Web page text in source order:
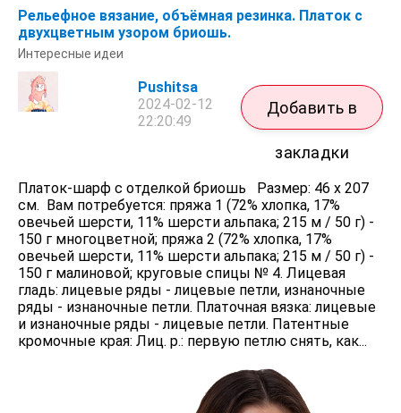
Рельефное вязание, объёмная резинка. Платок с
двухцветным узором бриошь.
Интересные идеи
Pushitsa
2024-02-12
22:20:49
Добавить в
закладки
Платок-шарф с отделкой бриошь Размер: 46 х 207
см. Вам потребуется: пряжа 1 (72% хлопка, 17%
овечьей шерсти, 11% шерсти альпака; 215 м / 50 г) -
150 г многоцветной; пряжа 2 (72% хлопка, 17%
овечьей шерсти, 11% шерсти альпака; 215 м / 50 г) -
150 г малиновой; круговые спицы № 4. Лицевая
гладь: лицевые ряды - лицевые петли, изнаночные
ряды - изнаночные петли. Платочная вязка: лицевые
и изнаночные ряды - лицевые петли. Патентные
кромочные края: Лиц. р.: первую петлю снять, как...